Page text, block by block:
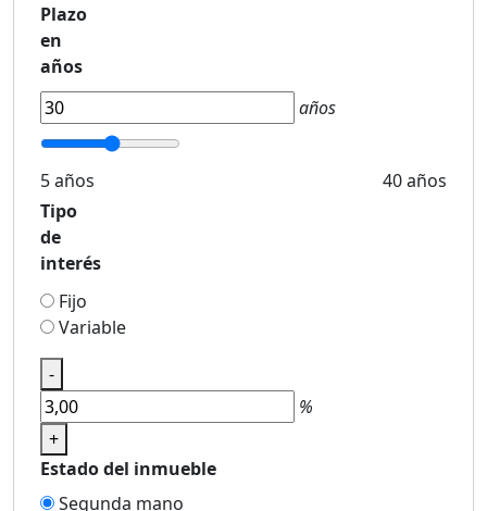
Plazo
en
años
años
5 años
40 años
Tipo
de
interés
Fijo
Variable
-
%
+
Estado del inmueble
Segunda mano